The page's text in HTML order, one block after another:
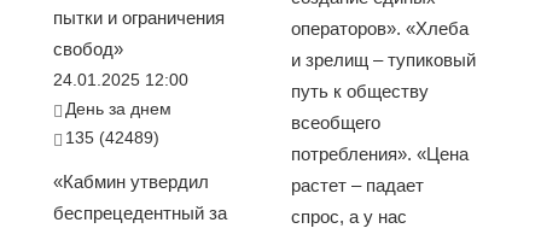
пытки и ограничения
свобод»
24.01.2025 12:00
День за днем
135 (42489)
«Кабмин утвердил
беспрецедентный за
операторов». «Хлеба
и зрелищ – тупиковый
путь к обществу
всеобщего
потребления». «Цена
растет – падает
спрос, а у нас